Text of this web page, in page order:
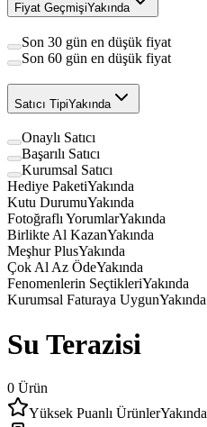
Fiyat GeçmişiYakında
Son 30 gün en düşük fiyat
Son 60 gün en düşük fiyat
Satıcı TipiYakında
Onaylı Satıcı
Başarılı Satıcı
Kurumsal Satıcı
Hediye PaketiYakında
Kutu DurumuYakında
Fotoğraflı YorumlarYakında
Birlikte Al KazanYakında
Meşhur PlusYakında
Çok Al Az ÖdeYakında
Fenomenlerin SeçtikleriYakında
Kurumsal Faturaya UygunYakında
Su Terazisi
0 Ürün
Yüksek Puanlı ÜrünlerYakında